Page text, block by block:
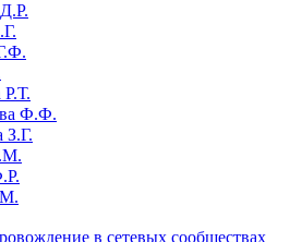
Ф.Ф.
в сетевых сообществах